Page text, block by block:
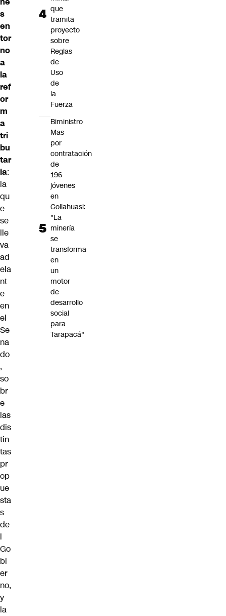
s
en
tor
no
a
la
ref
or
m
a
tri
bu
tar
ia:
la
qu
e
se
lle
va
ad
ela
nt
e
en
el
Se
na
do
,
so
br
e
las
dis
tin
tas
pr
op
ue
sta
s
de
l
Go
bi
er
no,
y
la
que
tramita
proyecto
sobre
Reglas
de
Uso
de
la
Fuerza
Biministro
Mas
por
contratación
de
196
jóvenes
en
Collahuasi:
"La
minería
se
transforma
en
un
motor
de
desarrollo
social
para
Tarapacá"